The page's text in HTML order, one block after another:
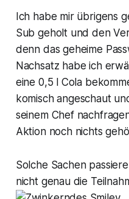
Ich habe mir übrigens
Sub geholt und den
denn das geheime
Nachsatz habe ich
eine 0,5 l Cola
komisch angeschaut
seinem Chef
Aktion noch nichts
Solche Sachen
nicht genau die